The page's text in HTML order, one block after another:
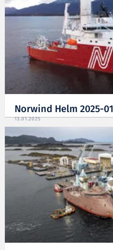
Norwind Helm 2025-01
13.01.2025